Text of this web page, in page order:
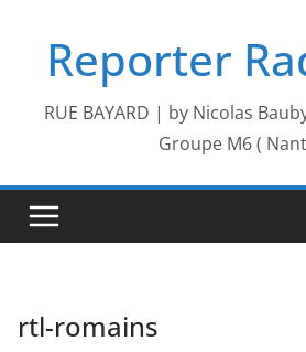
contenuReporter
RUE BAYARD | by Nicolas
Groupe M6 (
rtl-romains